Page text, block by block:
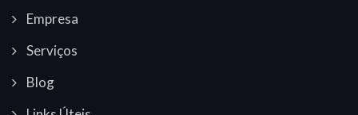
Empresa
Serviços
Blog